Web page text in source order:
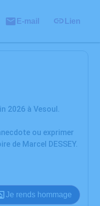
E-mail Lien
2026 à Vesoul.
ou exprimer
de Marcel DESSEY.
Je rends hommage